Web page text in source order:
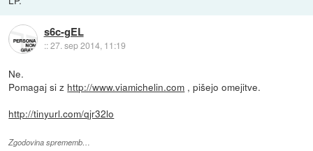
s6c-gEL
::27. sep 2014, 11:19
Ne.
Pomagaj si z http://www.viamichelin.com , pišejo omejitve.
http://tinyurl.com/qjr32lo
Zgodovina sprememb…